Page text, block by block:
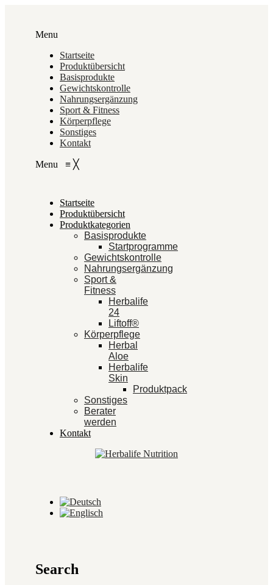
Menu
Startseite
Produktübersicht
Basisprodukte
Gewichtskontrolle
Nahrungsergänzung
Sport & Fitness
Körperpflege
Sonstiges
Kontakt
Menu ≡ ╳
Startseite
Produktübersicht
Produktkategorien
Basisprodukte
Startprogramme
Gewichtskontrolle
Nahrungsergänzung
Sport &
Fitness
Herbalife
24
Liftoff®
Körperpflege
Herbal
Aloe
Herbalife
Skin
Produktpack
Sonstiges
Berater
werden
Kontakt
Search